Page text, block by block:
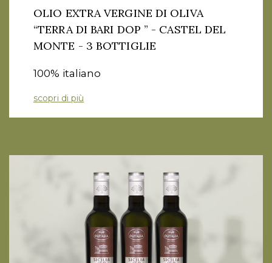
OLIO EXTRA VERGINE DI OLIVA
“TERRA DI BARI DOP ” - CASTEL DEL
MONTE - 3 BOTTIGLIE
100% italiano
scopri di più